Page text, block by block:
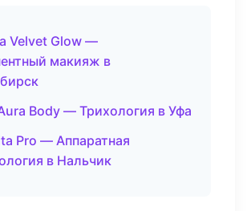
Velvet Glow —
макияж в
Body — Трихология в Уфа
Pro — Аппаратная
в Нальчик